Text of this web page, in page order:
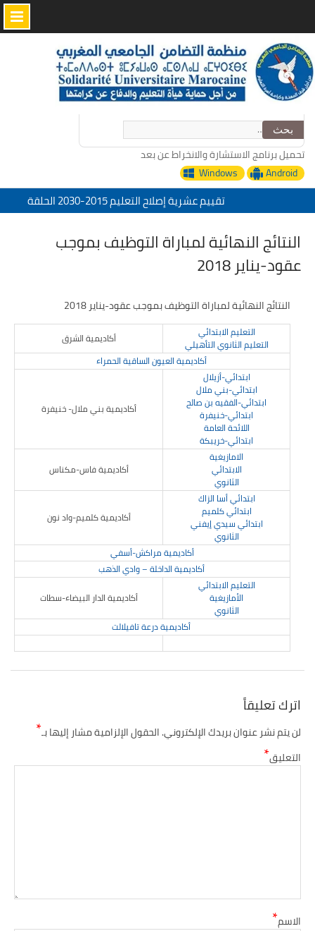
Skip
to
content
البحث
عن:
تحميل برنامج الاستشارة والانخراط عن بعد
Android
Windows
تقييم عشرية إصلاح التعليم 2015-2030 الحلقة
الأولى: المدرسة المغربية بين جمال النصوص وقسوة
الميدان – اليوم 24
منظمة التضامن الجامعي المغربي تعزي في وفاة
الأخ عمر الجابري مدير دار النشر المغربية
تحت شعار: المدرسة المغربية والمشروع المجتمعي
تقييم عشرية إصلاح التعليم 2015-2030 الحلقة
الأولى: المدرسة المغربية بين جمال النصوص وقسوة
الميدان – اليوم 24
النتائج النهائية لمباراة التوظيف بموجب
عقود-يناير 2018
​النتائج النهائية لمباراة التوظيف بموجب عقود-يناير 2018
التعليم الابتدائي
التعليم الثانوي التأهيلي
​أكاديمية الشرق
​أكاديمية العيون الساقية الحمراء
ابتدائي-أزيلال
ابتدائي-بني ملال
ابتدائي-الفقيه بن صالح
ابتدائي-خنيفرة
اللائحة العامة
ابتدائي-خريبكة
أكاديمية بني ملال- خنيفرة
​الامازيغية
الابتدائي
الثانوي
أكاديمية فاس-مكناس
ابتدائي أسا الزاك
ابتدائي كلميم
ابتدائي سيدي إيفني
الثانوي
أكاديمية كلميم-واد نون
أكاديمية مراكش-أسفي
​​​​​أكاديمية الداخلة – وادي الذهب
التعليم الابتدائي
الأمازيغية
الثانوي
أكاديمية الدار البيضاء-سطات
​​​​أكاديمية درعة تافيلالت
اترك تعليقاً
لن يتم نشر عنوان بريدك الإلكتروني.الحقول الإلزامية مشار إليها بـ*
التعليق*
الاسم*